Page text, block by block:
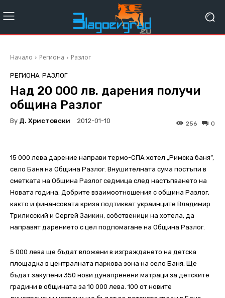
Начало Региона Разлог
РЕГИОНА РАЗЛОГ
Над 20 000 лв. дарения получи
община Разлог
By Д. Христовски 2012-01-10 0
256
15 000 лева дарение направи термо-СПА хотел „Римска баня”,
село Баня на Община Разлог. Внушителната сума постъпи в
сметката на Община Разлог седмица след настъпването на
Новата година. Добрите взаимоотношения с община Разлог,
както и финансовата криза подтикват украинците Владимир
Трилисский и Сергeй Заикин, собственици на хотела, да
направят дарението с цел подпомагане на Община Разлог.
5 000 лева ще бъдат вложени в изграждането на детска
площадка в централната паркова зона на село Баня. Ще
бъдат закупени 350 нови дунапренени матраци за детските
градини в общината за 10 000 лева. 100 от новите